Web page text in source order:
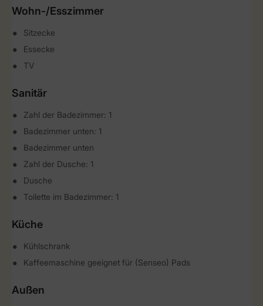
Wohn-/Esszimmer
Sitzecke
Essecke
TV
Sanitär
Zahl der Badezimmer: 1
Badezimmer unten: 1
Badezimmer unten
Zahl der Dusche: 1
Dusche
Toilette im Badezimmer: 1
Küche
Kühlschrank
Kaffeemaschine geeignet für (Senseo) Pads
Außen